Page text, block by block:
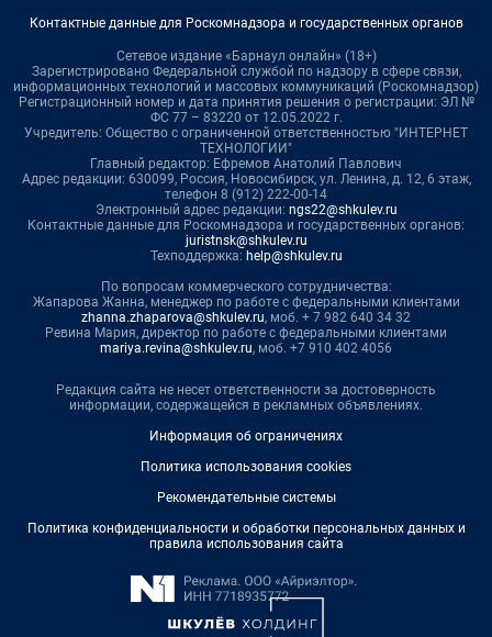
Контактные данные для Роскомнадзора и государственных органов
Сетевое издание «Барнаул онлайн» (18+)
Зарегистрировано Федеральной службой по надзору в сфере связи,
информационных технологий и массовых коммуникаций (Роскомнадзор)
Регистрационный номер и дата принятия решения о регистрации: ЭЛ №
ФС 77 – 83220 от 12.05.2022 г.
Учредитель: Общество с ограниченной ответственностью "ИНТЕРНЕТ
ТЕХНОЛОГИИ"
Главный редактор: Ефремов Анатолий Павлович
Адрес редакции: 630099, Россия, Новосибирск, ул. Ленина, д. 12, 6 этаж,
телефон 8 (912) 222-00-14
Электронный адрес редакции: ngs22@shkulev.ru
Контактные данные для Роскомнадзора и государственных органов:
juristnsk@shkulev.ru
Техподдержка: help@shkulev.ru
По вопросам коммерческого сотрудничества:
Жапарова Жанна, менеджер по работе с федеральными клиентами
zhanna.zhaparova@shkulev.ru, моб. + 7 982 640 34 32
Ревина Мария, директор по работе с федеральными клиентами
mariya.revina@shkulev.ru, моб. +7 910 402 4056
Редакция сайта не несет ответственности за достоверность
информации, содержащейся в рекламных объявлениях.
Информация об ограничениях
Политика использования cookies
Рекомендательные системы
Политика конфиденциальности и обработки персональных данных и
правила использования сайта